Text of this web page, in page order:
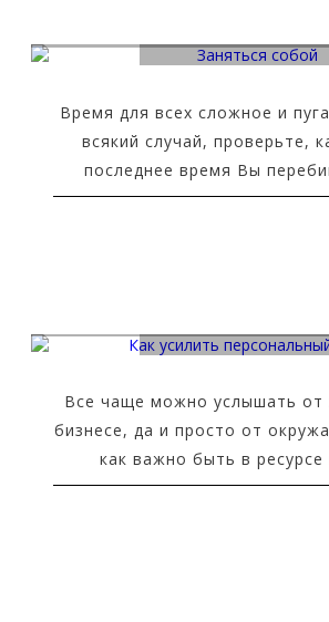
Время для всех сложное и
всякий случай, проверьте,
последнее время Вы
Все чаще можно услышать от
бизнесе, да и просто от
как важно быть в ресурсе